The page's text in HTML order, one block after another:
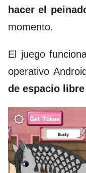
hacer el
momento.
El juego
operativo
de espacio